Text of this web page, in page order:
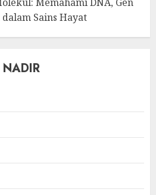
Sains Hayat